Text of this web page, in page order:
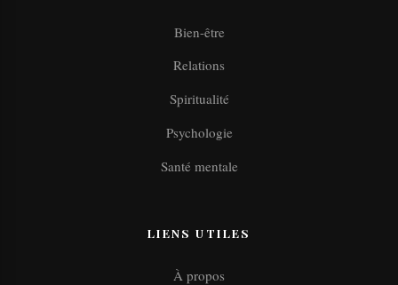
Bien-être
Relations
Spiritualité
Psychologie
Santé mentale
LIENS UTILES
À propos